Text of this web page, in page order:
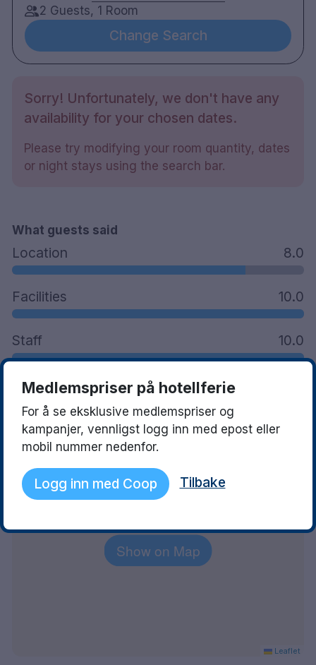
10 minutters gange til Södermalm
3 minutter med t-bane til Stockholm
sentralstasjon
Restaurant
Bar
Parkering (Takst 3)
2 Guests, 1 Room
Change Search
Sorry! Unfortunately, we don't have any
availability for your chosen dates.
Please try modifying your room quantity, dates
or night stays using the search bar.
What guests said
Location 8.0
Facilities 10.0
Staff 10.0
See what they love Read more
Explore the area
Show on Map
+
−
Leaflet
Medlemspriser på hotellferie
For å se eksklusive medlemspriser og
kampanjer, vennligst logg inn med epost eller
mobil nummer nedenfor.
Logg inn med Coop Tilbake